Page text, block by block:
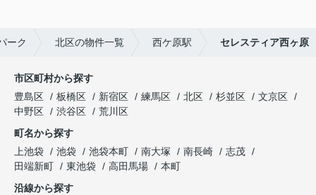
ーク 北区の物件一覧 西ケ原駅 セレスティア西ヶ原
市区町村から探す
豊島区
板橋区 新宿区 練馬区 北区 杉並区
文京区
中野区
渋谷区
荒川区
町名から探す
上池袋
池袋 池袋本町 南大塚 南長崎
志茂
田端新町
東池袋 高田馬場
本町
沿線から探す